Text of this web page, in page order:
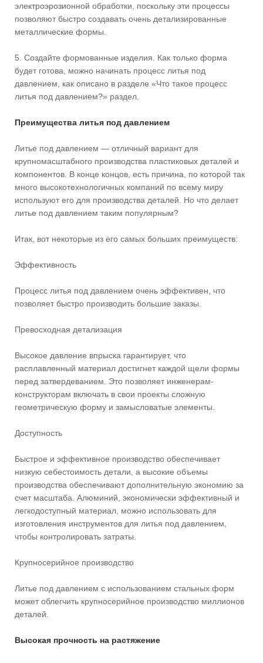
электроэрозионной обработки, поскольку эти процессы
позволяют быстро создавать очень детализированные
металлические формы.
5. Создайте формованные изделия. Как только форма
будет готова, можно начинать процесс литья под
давлением, как описано в разделе «Что такое процесс
литья под давлением?» раздел.
Преимущества литья под давлением
Литье под давлением — отличный вариант для
крупномасштабного производства пластиковых деталей и
компонентов. В конце концов, есть причина, по которой так
много высокотехнологичных компаний по всему миру
используют его для производства деталей. Но что делает
литье под давлением таким популярным?
Итак, вот некоторые из его самых больших преимуществ:
Эффективность
Процесс литья под давлением очень эффективен, что
позволяет быстро производить большие заказы.
Превосходная детализация
Высокое давление впрыска гарантирует, что
расплавленный материал достигнет каждой щели формы
перед затвердеванием. Это позволяет инженерам-
конструкторам включать в свои проекты сложную
геометрическую форму и замысловатые элементы.
Доступность
Быстрое и эффективное производство обеспечивает
низкую себестоимость детали, а высокие объемы
производства обеспечивают дополнительную экономию за
счет масштаба. Алюминий, экономически эффективный и
легкодоступный материал, можно использовать для
изготовления инструментов для литья под давлением,
чтобы контролировать затраты.
Крупносерийное производство
Литье под давлением с использованием стальных форм
может облегчить крупносерийное производство миллионов
деталей.
Высокая прочность на растяжение